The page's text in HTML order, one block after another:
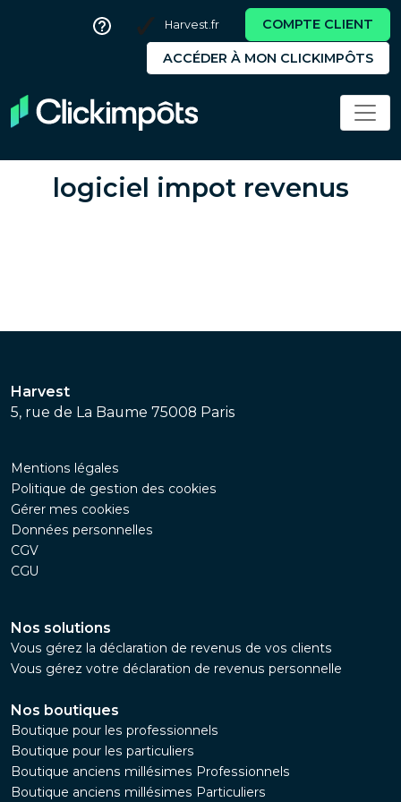
Harvest.fr COMPTE CLIENT
ACCÉDER À MON CLICKIMPÔTS
logiciel impot revenus
Harvest
5, rue de La Baume 75008 Paris
Mentions légales
Politique de gestion des cookies
Gérer mes cookies
Données personnelles
CGV
CGU
Nos solutions
Vous gérez la déclaration de revenus de vos clients
Vous gérez votre déclaration de revenus personnelle
Nos boutiques
Boutique pour les professionnels
Boutique pour les particuliers
Boutique anciens millésimes Professionnels
Boutique anciens millésimes Particuliers